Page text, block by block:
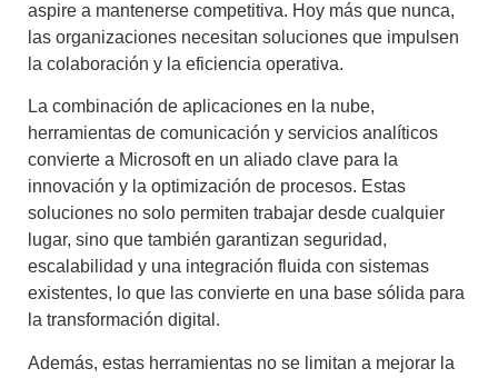
aspire a mantenerse competitiva. Hoy más que nunca,
las organizaciones necesitan soluciones que impulsen
la colaboración y la eficiencia operativa.
La combinación de aplicaciones en la nube,
herramientas de comunicación y servicios analíticos
convierte a Microsoft en un aliado clave para la
innovación y la optimización de procesos. Estas
soluciones no solo permiten trabajar desde cualquier
lugar, sino que también garantizan seguridad,
escalabilidad y una integración fluida con sistemas
existentes, lo que las convierte en una base sólida para
la transformación digital.
Además, estas herramientas no se limitan a mejorar la